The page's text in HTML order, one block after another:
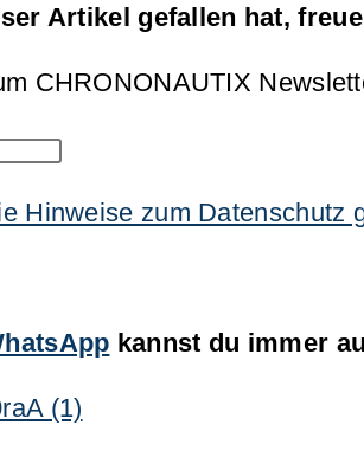
Artikel gefallen hat,
CHRONONAUTIX
Hinweise zum Datenschutz
kannst du immer